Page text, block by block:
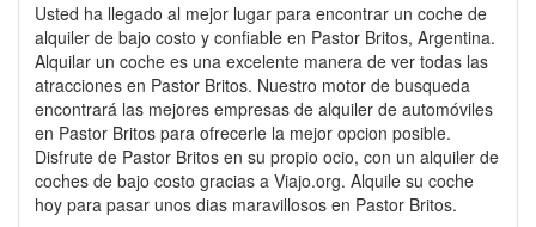
Usted ha llegado al mejor lugar para encontrar un coche de
alquiler de bajo costo y confiable en Pastor Britos, Argentina.
Alquilar un coche es una excelente manera de ver todas las
atracciones en Pastor Britos. Nuestro motor de busqueda
encontrará las mejores empresas de alquiler de automóviles
en Pastor Britos para ofrecerle la mejor opcion posible.
Disfrute de Pastor Britos en su propio ocio, con un alquiler de
coches de bajo costo gracias a Viajo.org. Alquile su coche
hoy para pasar unos dias maravillosos en Pastor Britos.